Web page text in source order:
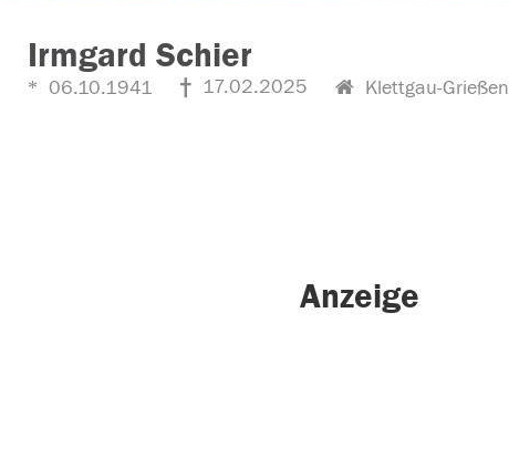
Irmgard Schier
06.10.1941 17.02.2025 Klettgau-Grießen
Anzeige